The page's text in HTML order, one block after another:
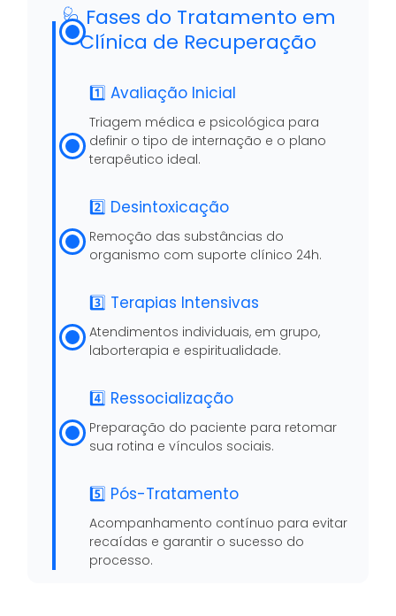
🩺 Fases do Tratamento em
Clínica de Recuperação
1️⃣ Avaliação Inicial
Triagem médica e psicológica para
definir o tipo de internação e o plano
terapêutico ideal.
2️⃣ Desintoxicação
Remoção das substâncias do
organismo com suporte clínico 24h.
3️⃣ Terapias Intensivas
Atendimentos individuais, em grupo,
laborterapia e espiritualidade.
4️⃣ Ressocialização
Preparação do paciente para retomar
sua rotina e vínculos sociais.
5️⃣ Pós-Tratamento
Acompanhamento contínuo para evitar
recaídas e garantir o sucesso do
processo.